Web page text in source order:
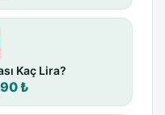
Kaç Lira?
₺